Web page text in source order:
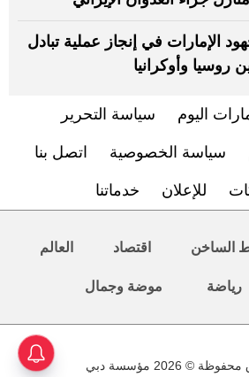
الإمارات في إنجاز عملية تبادل
روسيا وأوكرانيا
اليوم سياسة التحرير
سياسة الخصوصية اتصل بنا
للإعلان خدماتنا
الساخن اقتصاد العالم
رياضة موضة وجمال
© 2026 مؤسسة دبي